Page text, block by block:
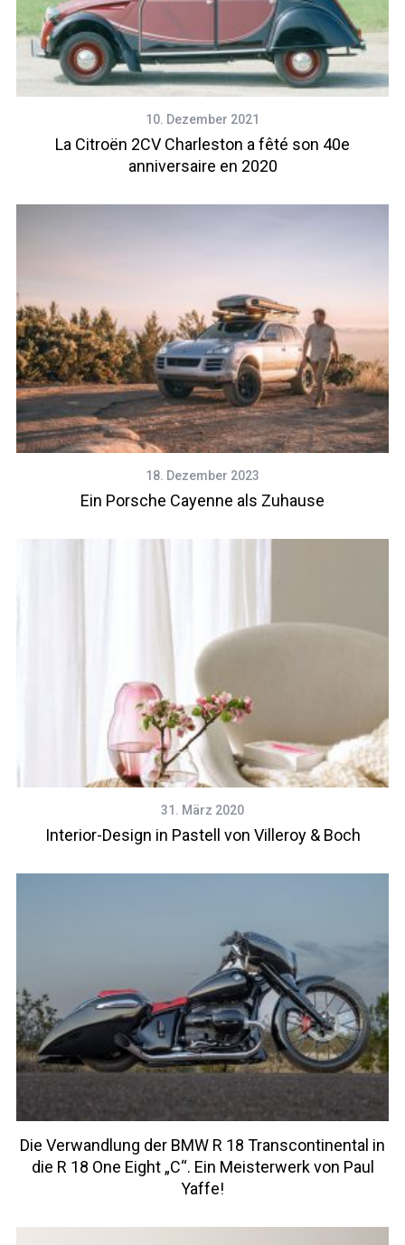
10. Dezember 2021
La Citroën 2CV Charleston a fêté son 40e
anniversaire en 2020
18. Dezember 2023
Ein Porsche Cayenne als Zuhause
31. März 2020
Interior-Design in Pastell von Villeroy & Boch
Die Verwandlung der BMW R 18 Transcontinental in
die R 18 One Eight „C“. Ein Meisterwerk von Paul
Yaffe!